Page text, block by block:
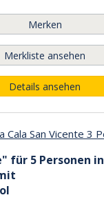
Merken
Merkliste ansehen
Details ansehen
für 5 Personen in